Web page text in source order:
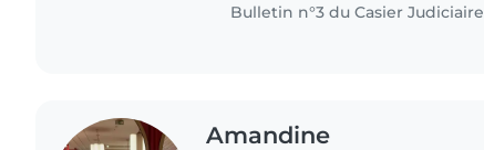
Bulletin n°3 du Casier Judiciaire
Amandine